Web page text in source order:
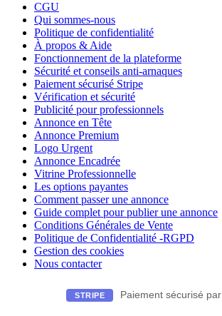
CGU
Qui sommes-nous
Politique de confidentialité
À propos & Aide
Fonctionnement de la plateforme
Sécurité et conseils anti-arnaques
Paiement sécurisé Stripe
Vérification et sécurité
Publicité pour professionnels
Annonce en Tête
Annonce Premium
Logo Urgent
Annonce Encadrée
Vitrine Professionnelle
Les options payantes
Comment passer une annonce
Guide complet pour publier une annonce
Conditions Générales de Vente
Politique de Confidentialité -RGPD
Gestion des cookies
Nous contacter
STRIPE Paiement sécurisé par